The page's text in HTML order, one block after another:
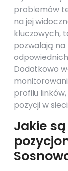
problemów
na jej
kluczowych,
pozwalają
Dodatkowo
profilu
pozycji w sieci.
Jakie